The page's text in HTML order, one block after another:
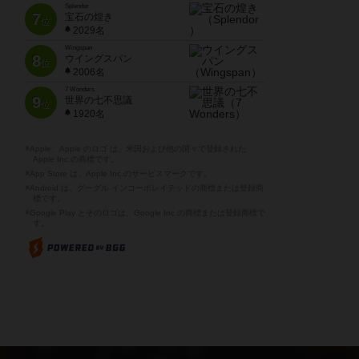
7位
宝石の煌き
2029名
8位
Wingspan
ウイングスパン
2006名
9位
7 Wonders
世界の七不思議
1920名